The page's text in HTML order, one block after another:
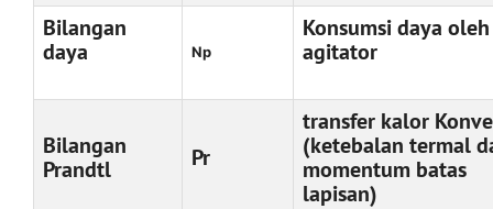
Bilangan
daya
Np
Konsumsi daya oleh
agitator
Bilangan
Prandtl
Pr
transfer kalor
(ketebalan termal
momentum batas
lapisan)